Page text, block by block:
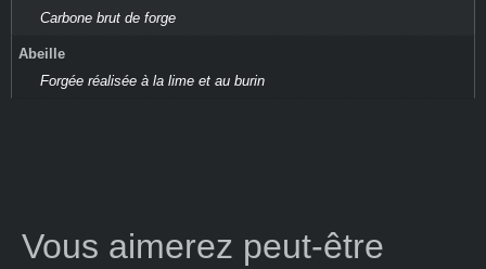
Carbone brut de forge
Abeille
Forgée réalisée à la lime et au burin
Vous aimerez peut-être